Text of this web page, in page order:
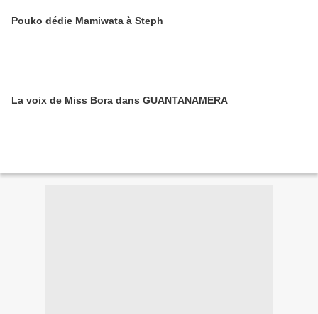
Pouko dédie Mamiwata à Steph
La voix de Miss Bora dans GUANTANAMERA